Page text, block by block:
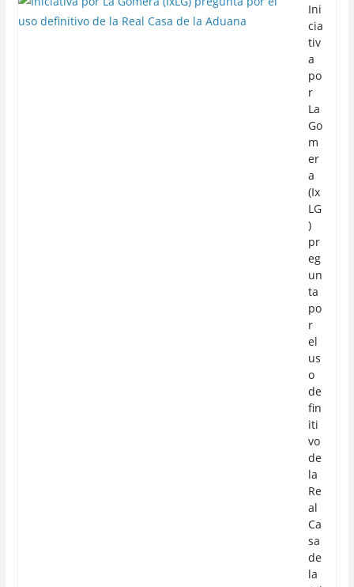
Ini
cia
tiv
a
po
r
La
Go
m
er
a
(Ix
LG
)
pr
eg
un
ta
po
r
el
us
o
de
fin
iti
vo
de
la
Re
al
Ca
sa
de
la